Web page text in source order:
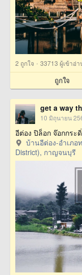
2 ถูกใจ · 33713 ผู้เข้าอ่า
ถูกใจ
get a way
10 มิถุนายน
อีต่อง ปิล็อก จ๊อกกระ
บ้านอีต่อง-อำเภอ
District), กาญจนบุรี